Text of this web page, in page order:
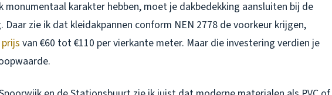
monumentaal karakter hebben, moet je dakbedekking aansluiten bij de
zie ik dat kleidakpannen conform NEN 2778 de voorkeur krijgen,
prijs van €60 tot €110 per vierkante meter. Maar die investering verdien je